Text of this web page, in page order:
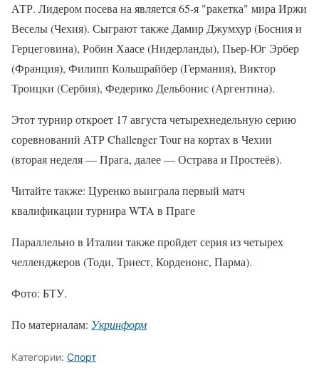
АТР. Лидером посева на является 65-я "ракетка" мира Иржи
Веселы (Чехия). Сыграют также Дамир Джумхур (Босния и
Герцеговина), Робин Хаасе (Нидерланды), Пьер-Юг Эрбер
(Франция), Филипп Кольшрайбер (Германия), Виктор
Троицки (Сербия), Федерико Дельбонис (Аргентина).
Этот турнир откроет 17 августа четырехнедельную серию
соревнований АТР Challenger Tour на кортах в Чехии
(вторая неделя — Прага, далее — Острава и Простеёв).
Читайте также: Цуренко выиграла первый матч
квалификации турнира WTA в Праге
Параллельно в Италии также пройдет серия из четырех
челленджеров (Тоди, Триест, Корденонс, Парма).
Фото: БТУ.
По материалам: Укринформ
Категории: Спорт